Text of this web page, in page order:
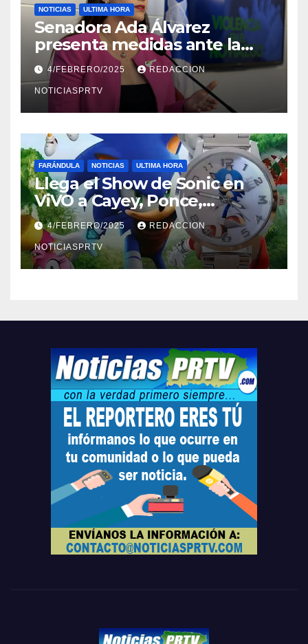
NOTICIAS ULTIMA HORA
Senadora Ada Álvarez
presenta medidas ante la
violencia en el noviazgo
4/FEBRERO/2025 REDACCION
NOTICIASPRTV
FARÁNDULA NOTICIAS ULTIMA HORA
Llega el Show de Sonic en
ViVO a Cayey, Ponce,
Barceloneta y Humacao,
Relojes gratis para el que
compre ahora….
4/FEBRERO/2025 REDACCION
NOTICIASPRTV